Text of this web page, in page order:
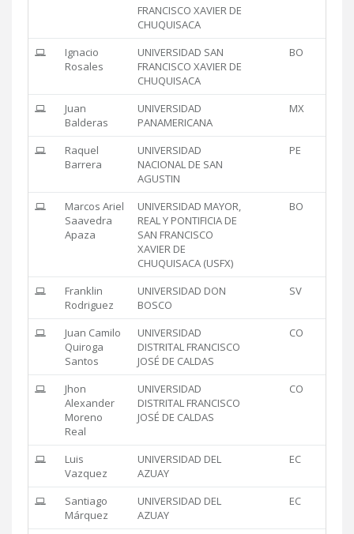
FRANCISCO XAVIER DE
CHUQUISACA
Ignacio
Rosales
UNIVERSIDAD SAN
FRANCISCO XAVIER DE
CHUQUISACA
BO
Juan
Balderas
UNIVERSIDAD
PANAMERICANA
MX
Raquel
Barrera
UNIVERSIDAD
NACIONAL DE SAN
AGUSTIN
PE
Marcos Ariel
Saavedra
Apaza
UNIVERSIDAD MAYOR,
REAL Y PONTIFICIA DE
SAN FRANCISCO
XAVIER DE
CHUQUISACA (USFX)
BO
Franklin
Rodriguez
UNIVERSIDAD DON
BOSCO
SV
Juan Camilo
Quiroga
Santos
UNIVERSIDAD
DISTRITAL FRANCISCO
JOSÉ DE CALDAS
CO
Jhon
Alexander
Moreno
Real
UNIVERSIDAD
DISTRITAL FRANCISCO
JOSÉ DE CALDAS
CO
Luis
Vazquez
UNIVERSIDAD DEL
AZUAY
EC
Santiago
Márquez
UNIVERSIDAD DEL
AZUAY
EC